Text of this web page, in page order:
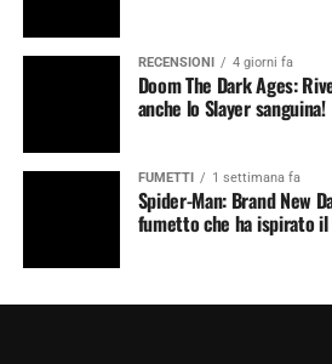
RECENSIONI 4 giorni fa
Doom The Dark Ages:
anche lo Slayer sanguina!
FUMETTI 1 settimana fa
Spider-Man: Brand New
fumetto che ha ispirato il